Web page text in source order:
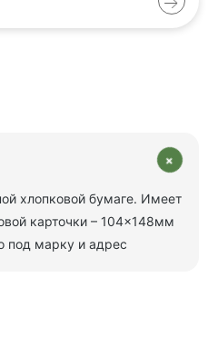
+
хлопковой бумаге. Имеет
карточки – 104×148мм
под марку и адрес